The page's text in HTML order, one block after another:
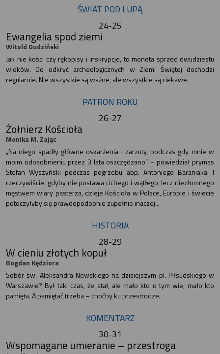
ŚWIAT POD LUPĄ
24-25
Ewangelia spod ziemi
Witold Dudziński
Jak nie kości czy rękopisy i inskrypcje, to moneta sprzed dwudziestu
wieków. Do odkryć archeologicznych w Ziemi Świętej dochodzi
regularnie. Nie wszystkie są ważne, ale wszystkie są ciekawe.
PATRON ROKU
26-27
Żołnierz Kościoła
Monika M. Zając
„Na niego spadły główne oskarżenia i zarzuty, podczas gdy mnie w
moim odosobnieniu przez 3 lata oszczędzano” – powiedział prymas
Stefan Wyszyński podczas pogrzebu abp. Antoniego Baraniaka. I
rzeczywiście, gdyby nie postawa cichego i wątłego, lecz niezłomnego
męstwem wiary pasterza, dzieje Kościoła w Polsce, Europie i świecie
potoczyłyby się prawdopodobnie zupełnie inaczej...
HISTORIA
28-29
W cieniu złotych kopuł
Bogdan Kędziora
Sobór św. Aleksandra Newskiego na dzisiejszym pl. Piłsudskiego w
Warszawie? Był taki czas, że stał, ale mało kto o tym wie, mało kto
pamięta. A pamiętać trzeba – choćby ku przestrodze.
KOMENTARZ
30-31
Wspomagane umieranie – przestroga